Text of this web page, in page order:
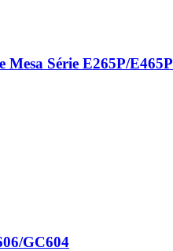
Mesa Série E265P/E465P
GC604